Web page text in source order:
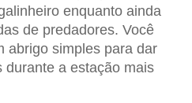
enquanto ainda
de predadores. Você
abrigo simples para dar
durante a estação mais